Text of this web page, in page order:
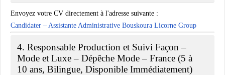
Envoyez votre CV directement à l'adresse suivante :
Candidater – Assistante Administrative Bouskoura Licorne Group
4. Responsable Production et Suivi Façon –
Mode et Luxe – Dépêche Mode – France (5 à
10 ans, Bilingue, Disponible Immédiatement)